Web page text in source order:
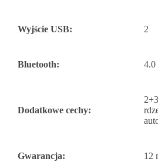
Wyjście USB: 2
Bluetooth: 4.0
Dodatkowe cechy:
Gwarancja: 12